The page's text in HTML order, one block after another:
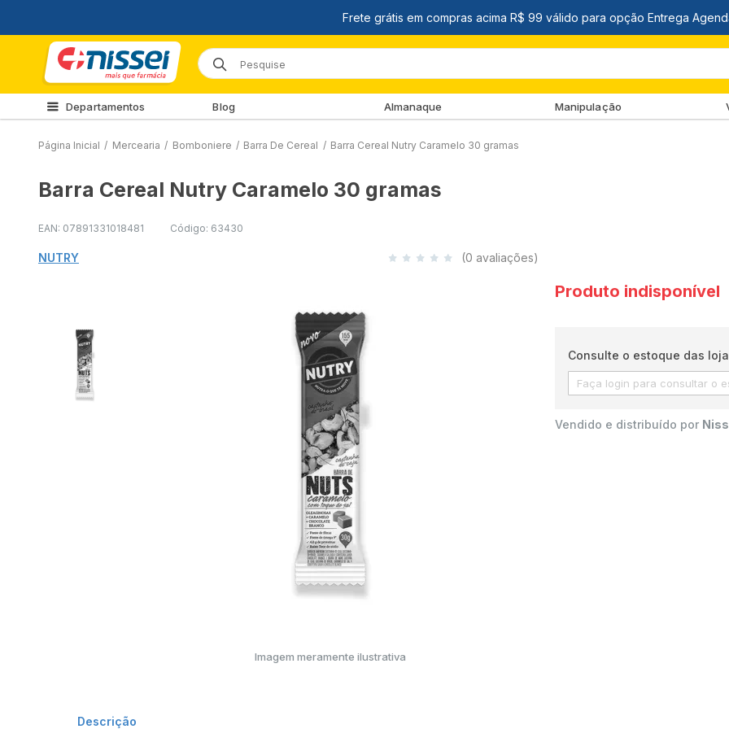
Departamentos Blog Almanaque Manipulação
Página Inicial / Mercearia / Bomboniere / Barra De Cereal / Barra Cereal Nutry Caramelo 30 gramas
Barra Cereal Nutry Caramelo 30 gramas
EAN: 07891331018481 Código: 63430
NUTRY (0 avaliações)
Imagem meramente ilustrativa
Produto indisponível
Consulte o estoque das
Vendido e distribuído por
Descrição